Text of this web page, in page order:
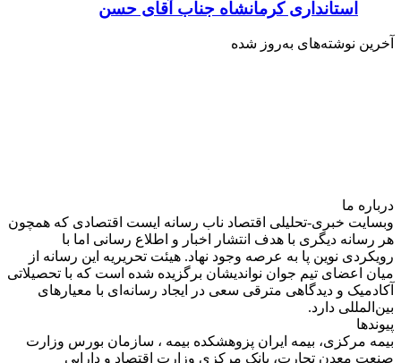
استانداری کرمانشاه جناب آقای حسن
آخرین نوشته‌های‌ به‌روز شده
درباره‌ ما
وبسایت خبری-تحلیلی اقتصاد ناب رسانه‌ ایست اقتصادی که همچون
هر رسانه دیگری با هدف انتشار اخبار و اطلاع رسانی اما با
رویکردی نوین پا به عرصه وجود نهاد. هیئت تحریریه این رسانه از
میان اعضای تیم جوان نواندیشان برگزیده شده است که با تحصیلاتی
آکادمیک و دیدگاهی‌ مترقی سعی در ایجاد رسانه‌ای با معیار‌های
بین‌المللی دارد.
پیوندها
بیمه مرکزی، بیمه ایران پزوهشکده بیمه ، سازمان بورس وزارت
صنعت معدن تجارت، بانک مرکزی وزارت اقتصاد و دارایی